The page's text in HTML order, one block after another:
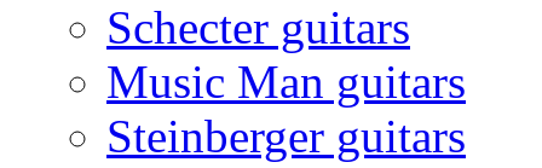
Schecter guitars
Music Man guitars
Steinberger guitars